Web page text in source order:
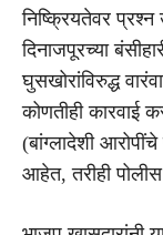
निष्क्रियतेवर
दिनाजपूरच्या
घुसखोरांविरुद्ध
कोणतीही कारवाई
(बांग्लादेशी
आहेत, तरीही